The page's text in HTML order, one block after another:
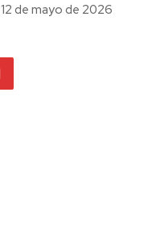
12 de mayo de 2026